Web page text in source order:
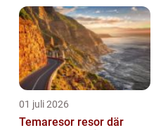
01 juli 2026
Temaresor resor där